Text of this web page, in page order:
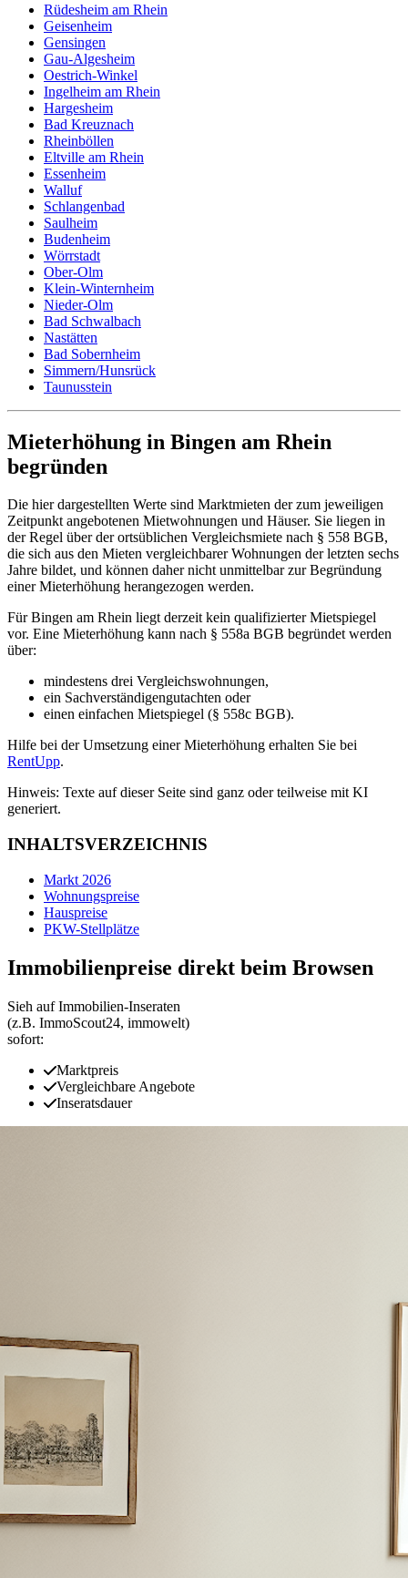
Rüdesheim am Rhein
Geisenheim
Gensingen
Gau-Algesheim
Oestrich-Winkel
Ingelheim am Rhein
Hargesheim
Bad Kreuznach
Rheinböllen
Eltville am Rhein
Essenheim
Walluf
Schlangenbad
Saulheim
Budenheim
Wörrstadt
Ober-Olm
Klein-Winternheim
Nieder-Olm
Bad Schwalbach
Nastätten
Bad Sobernheim
Simmern/Hunsrück
Taunusstein
Mieterhöhung in Bingen am Rhein
begründen
Die hier dargestellten Werte sind Marktmieten der zum jeweiligen
Zeitpunkt angebotenen Mietwohnungen und Häuser. Sie liegen in
der Regel über der ortsüblichen Vergleichsmiete nach § 558 BGB,
die sich aus den Mieten vergleichbarer Wohnungen der letzten sechs
Jahre bildet, und können daher nicht unmittelbar zur Begründung
einer Mieterhöhung herangezogen werden.
Für Bingen am Rhein liegt derzeit kein qualifizierter Mietspiegel
vor. Eine Mieterhöhung kann nach § 558a BGB begründet werden
über:
mindestens drei Vergleichswohnungen,
ein Sachverständigengutachten oder
einen einfachen Mietspiegel (§ 558c BGB).
Hilfe bei der Umsetzung einer Mieterhöhung erhalten Sie bei
RentUpp.
Hinweis: Texte auf dieser Seite sind ganz oder teilweise mit KI
generiert.
INHALTSVERZEICHNIS
Markt 2026
Wohnungspreise
Hauspreise
PKW-Stellplätze
Immobilienpreise direkt beim Browsen
Sieh auf Immobilien‑Inseraten
(z.B. ImmoScout24, immowelt)
sofort:
Marktpreis
Vergleichbare Angebote
Inseratsdauer